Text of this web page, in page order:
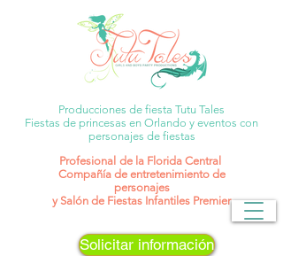
Profesional de la Florida Central
Compañía de entretenimiento de
personajes
y Salón de Fiestas Infantiles Premier
Producciones de fiesta Tutu Tales
Fiestas de princesas en Orlando y eventos con
personajes de fiestas
Solicitar información